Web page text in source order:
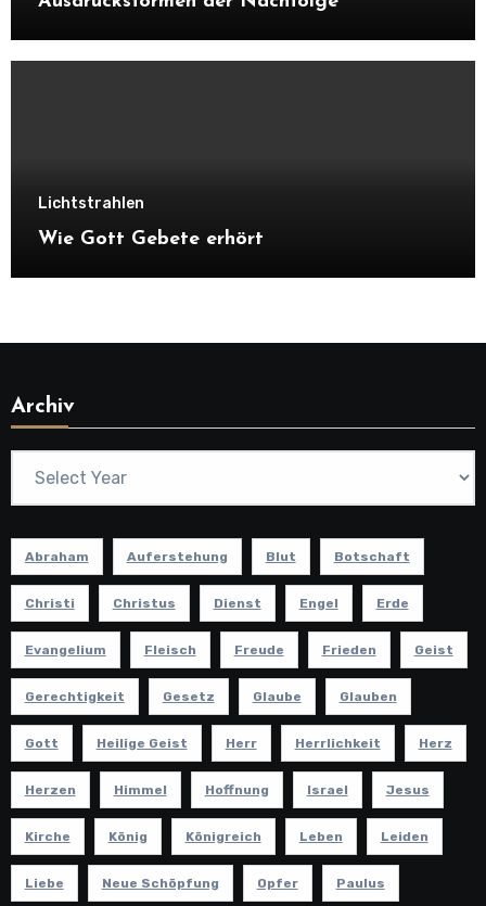
Lichtstrahlen
Wie Gott Gebete erhört
Archiv
Abraham Auferstehung Blut Botschaft
Christi Christus Dienst Engel Erde
Evangelium Fleisch Freude Frieden Geist
Gerechtigkeit Gesetz Glaube Glauben
Gott Heilige Geist Herr Herrlichkeit Herz
Herzen Himmel Hoffnung Israel Jesus
Kirche König Königreich Leben Leiden
Liebe Neue Schöpfung Opfer Paulus